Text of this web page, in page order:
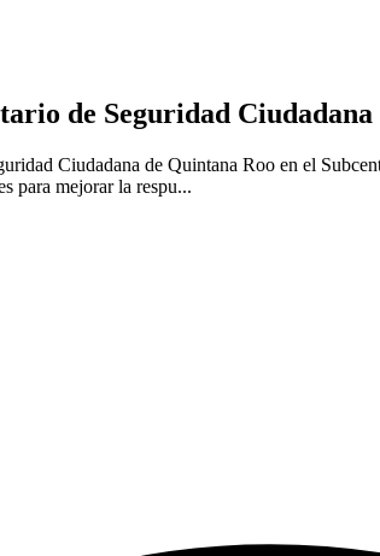
de Seguridad
Ciudadana de Quintana Roo en el
para mejorar la respu...